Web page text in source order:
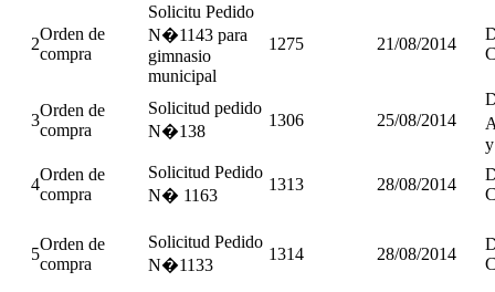
2
Orden de
compra
Solicitu Pedido
N�1143 para
gimnasio
municipal
1275 21/08/2014
3
Orden de
compra
Solicitud pedido
N�138
1306 25/08/2014
4
Orden de
compra
Solicitud Pedido
N� 1163
1313 28/08/2014
5
Orden de
compra
Solicitud Pedido
N�1133
1314 28/08/2014